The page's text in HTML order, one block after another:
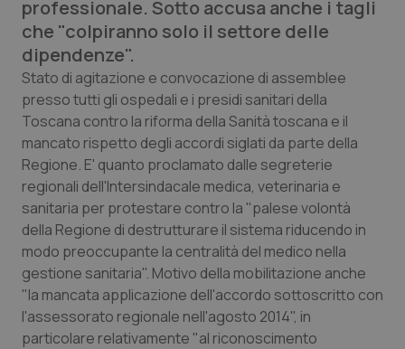
Abruzzo
Basilicata
Calabria
Campania
Emilia-Romagna
Friuli Venezia Giulia
Lazio
Liguria
QS Pro Gold
Artrite & artrosi
Asma & BPCO
Car-T
Colesterolo & coronaropatie
Dermatite Atopica
Diabete & glucometri
Disturbi dell’umore
QS Club Newsletter
professionale. Sotto accusa anche i tagli
che "colpiranno solo il settore delle
dipendenze".
Stato di agitazione e convocazione di assemblee
presso tutti gli ospedali e i presidi sanitari della
Toscana contro la riforma della Sanità toscana e il
mancato rispetto degli accordi siglati da parte della
Regione. E' quanto proclamato dalle segreterie
regionali dell'Intersindacale medica, veterinaria e
sanitaria per protestare contro la "palese volontà
della Regione di destrutturare il sistema riducendo in
modo preoccupante la centralità del medico nella
gestione sanitaria". Motivo della mobilitazione anche
"la mancata applicazione dell'accordo sottoscritto con
l'assessorato regionale nell'agosto 2014", in
particolare relativamente "al riconoscimento